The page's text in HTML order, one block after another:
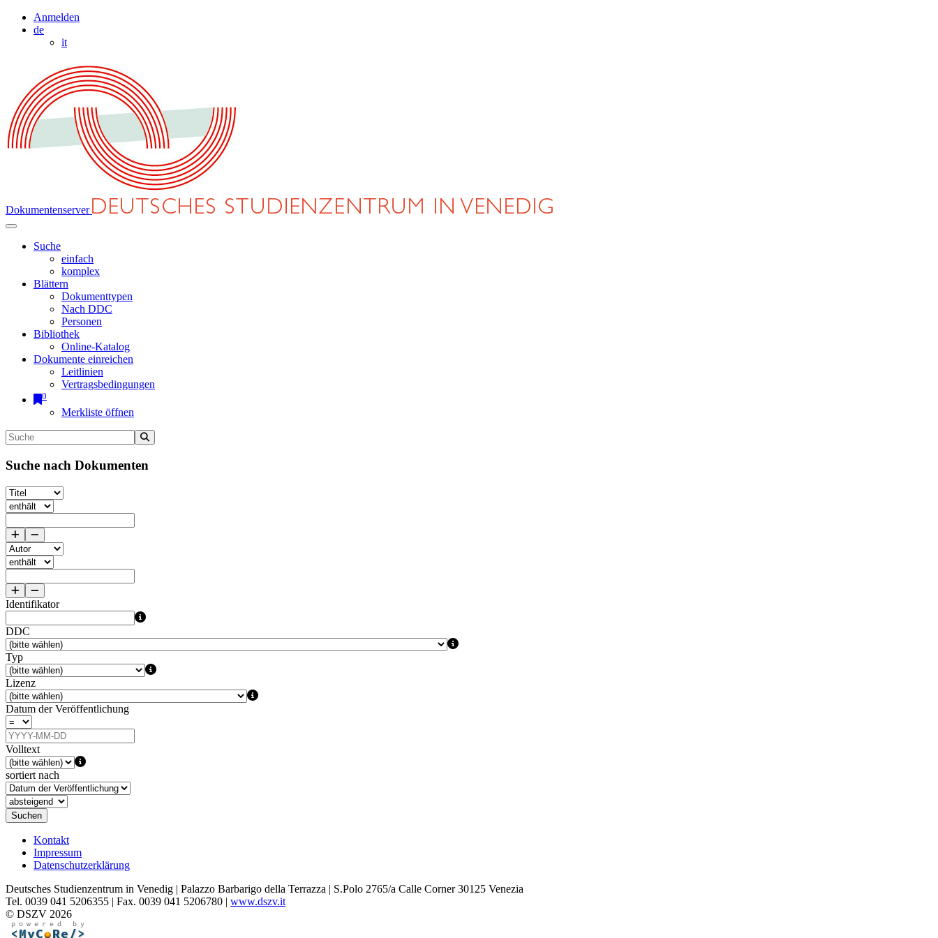
Anmelden
de
it
Dokumentenserver
Suche
einfach
komplex
Blättern
Dokumenttypen
Nach DDC
Personen
Bibliothek
Online-Katalog
Dokumente einreichen
Leitlinien
Vertragsbedingungen
0
Merkliste öffnen
Suche nach Dokumenten
Identifikator
DDC
Typ
Lizenz
Datum der Veröffentlichung
Volltext
sortiert nach
Suchen
Kontakt
Impressum
Datenschutzerklärung
Deutsches Studienzentrum in Venedig | Palazzo Barbarigo della Terrazza | S.Polo 2765/a Calle Corner 30125 Venezia
Tel. 0039 041 5206355 | Fax. 0039 041 5206780 | www.dszv.it
© DSZV 2026